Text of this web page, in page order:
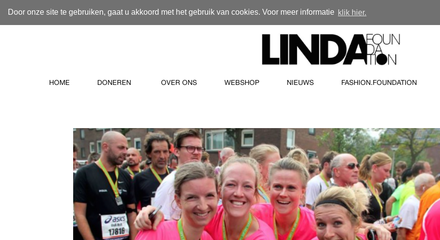
Door onze site te gebruiken, gaat u akkoord met het gebruik van cookies. Voor meer informatie klik hier.
HOME DONEREN OVER ONS WEBSHOP NIEUWS FASHION.FOUNDATION